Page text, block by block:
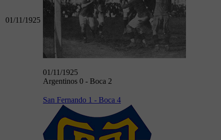
01/11/1925
01/11/1925
Argentinos 0 - Boca 2
San Fernando 1 - Boca 4